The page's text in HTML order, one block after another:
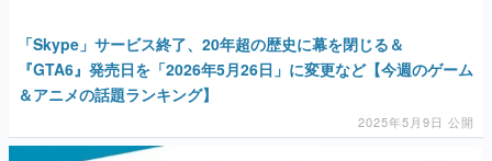
「Skype」サービス終了、20年超の歴史に幕を閉じる＆
『GTA6』発売日を「2026年5月26日」に変更など【今週のゲーム
＆アニメの話題ランキング】
2025年5月9日 公開